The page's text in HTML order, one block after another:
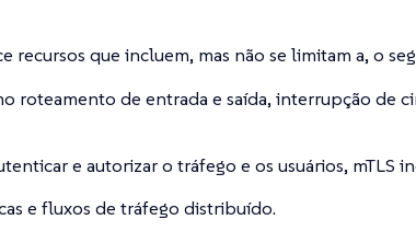
recursos que incluem, mas não se limitam a, o
roteamento de entrada e saída, interrupção de
e autorizar o tráfego e os usuários, mTLS
e fluxos de tráfego distribuído.